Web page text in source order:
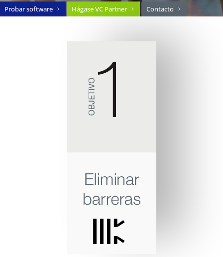
Hágase VC Partner Contacto
Probar software